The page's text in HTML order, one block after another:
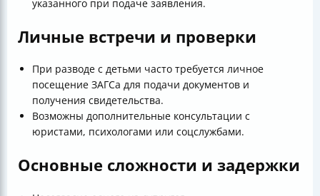
указанного при подаче заявления.
Личные встречи и проверки
При разводе с детьми часто требуется личное
посещение ЗАГСа для подачи документов и
получения свидетельства.
Возможны дополнительные консультации с
юристами, психологами или соцслужбами.
Основные сложности и задержки